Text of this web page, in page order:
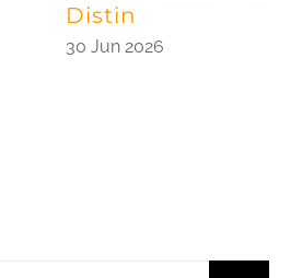
Distin
30 Jun 2026